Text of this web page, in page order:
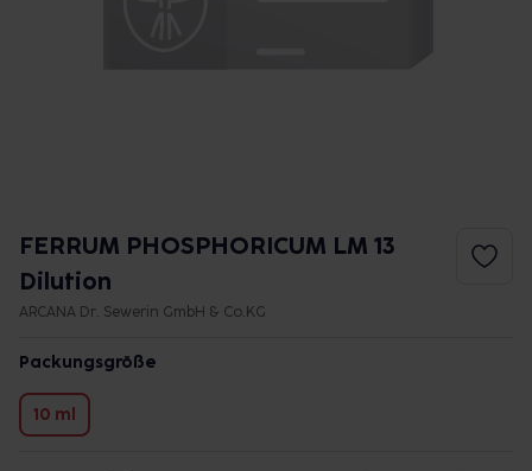
FERRUM PHOSPHORICUM LM 13
Dilution
ARCANA Dr. Sewerin GmbH & Co.KG
Packungsgröße
10 ml